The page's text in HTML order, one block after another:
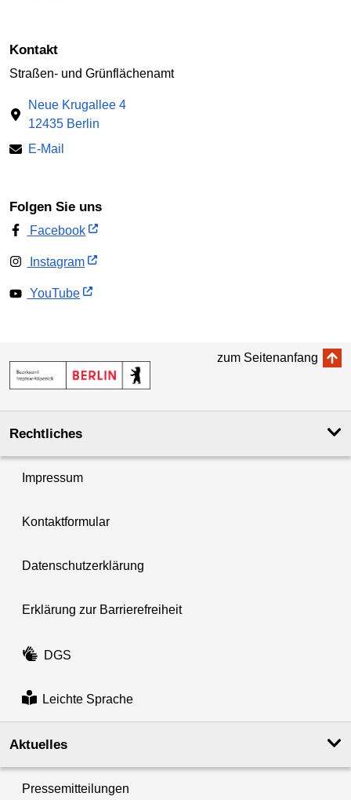
Kontakt
Straßen- und Grünflächenamt
Neue Krugallee 4
12435 Berlin
E-Mail
Folgen Sie uns
Facebook
Instagram
YouTube
zum Seitenanfang
Rechtliches
Impressum
Kontaktformular
Datenschutzerklärung
Erklärung zur Barrierefreiheit
DGS
Leichte Sprache
Aktuelles
Pressemitteilungen